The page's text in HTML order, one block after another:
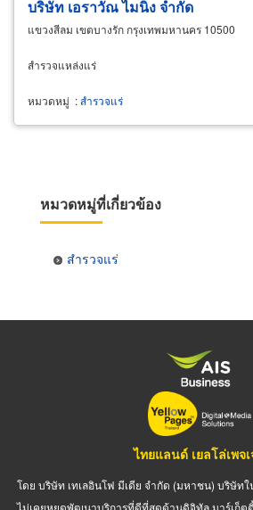
บริษัท เอราวัณ ไมนิ่ง จำกัด
แขวงสีลม เขตบางรัก กรุงเทพมหานคร 10500
สำรวจแหล่งแร่
หมวดหมู่ :สำรวจแร่
หมวดหมู่ที่เกี่ยวข้อง
สำรวจแร่
ไทยแลนด์ เยลโล่เพจ
โดย บริษัท เทเลอินโฟ มีเดีย จำกัด (มหาชน) บริษัทใ
ไม่เคยหยุดพัฒนาบริการที่ดีที่สุดด้านดิจิทัล มาร์เก็ต